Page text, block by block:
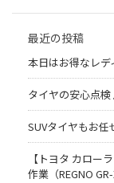
最近の投稿
本日はお得なレ
タイヤの安心点
SUVタイヤもお任
【トヨタ カロー
作業（REGNO GR-